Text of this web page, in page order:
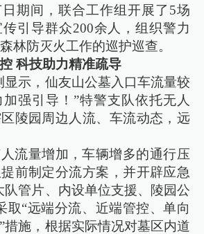
期间，联合工作组开展了5场
引导群众200余人，组织警力
林防灭火工作的巡护巡查。
科技助力精准疏导
显示，仙友山公墓入口车流量较
强引导！”特警支队依托无人
陵园周边人流、车流动态，远
流量增加，车辆增多的通行压
前制定分流方案，并开辟应急
队管片、内设单位支援、陵园公
取“远端分流、近端管控、单向
措施，根据实际情况对墓区内道